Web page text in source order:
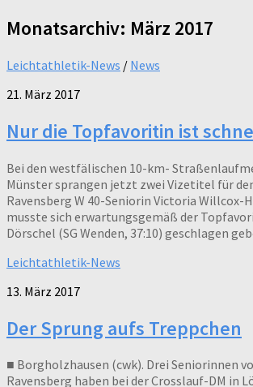
Monatsarchiv: März 2017
Leichtathletik-News / News
21. März 2017
Nur die Topfavoritin ist
Bei den westfälischen 10-km-
Münster sprangen jetzt zwei Vizetitel für
Ravensberg W 40-Seniorin Victoria Willcox-
musste sich erwartungsgemäß der
Dörschel (SG Wenden, 37:10) geschlagen
Leichtathletik-News
13. März 2017
Der Sprung aufs Treppchen
■ Borgholzhausen (cwk). Drei Seniorinnen
Ravensberg haben bei der Crosslauf-DM in